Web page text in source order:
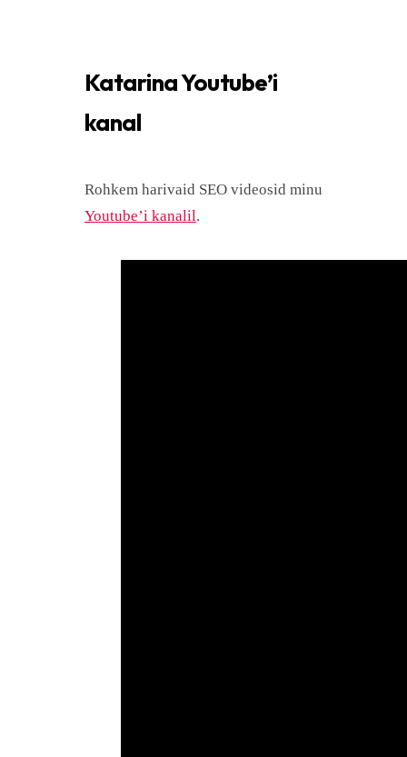
Katarina Youtube’i
kanal
Rohkem harivaid SEO videosid minu
Youtube’i kanalil.